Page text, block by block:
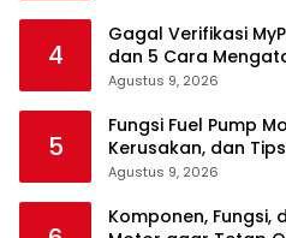
4
Gagal Verifikasi
dan 5 Cara
Agustus 9, 2026
5
Fungsi Fuel Pump
Kerusakan, dan
Agustus 9, 2026
Komponen, Fungsi,